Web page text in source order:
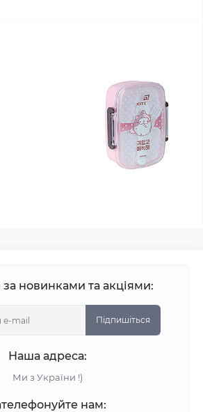
за новинками та акціями:
Підпишіться
Наша адреса:
Ми з України !)
нам: